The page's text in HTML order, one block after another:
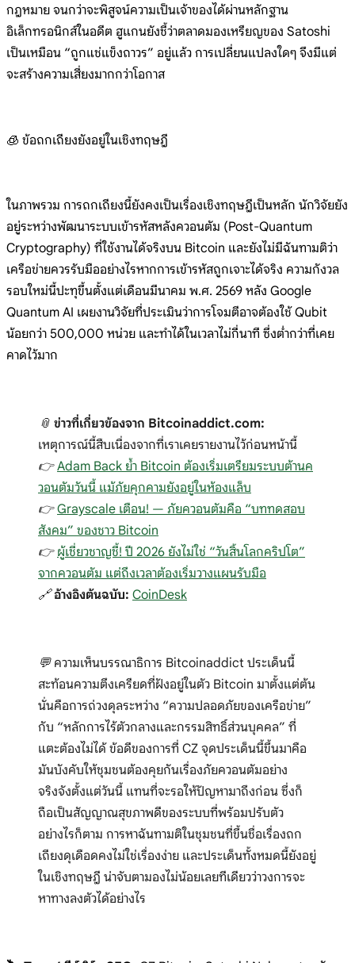
กฎหมาย จนกว่าจะพิสูจน์ความเป็นเจ้าของได้ผ่านหลักฐาน
อิเล็กทรอนิกส์ในอดีต ฮูแกนยังชี้ว่าตลาดมองเหรียญของ Satoshi
เป็นเหมือน “ถูกแช่แข็งถาวร” อยู่แล้ว การเปลี่ยนแปลงใดๆ จึงมีแต่
จะสร้างความเสี่ยงมากกว่าโอกาส
🧊 ข้อถกเถียงยังอยู่ในเชิงทฤษฎี
ในภาพรวม การถกเถียงนี้ยังคงเป็นเรื่องเชิงทฤษฎีเป็นหลัก นักวิจัยยัง
อยู่ระหว่างพัฒนาระบบเข้ารหัสหลังควอนตัม (Post-Quantum
Cryptography) ที่ใช้งานได้จริงบน Bitcoin และยังไม่มีฉันทามติว่า
เครือข่ายควรรับมืออย่างไรหากการเข้ารหัสถูกเจาะได้จริง ความกังวล
รอบใหม่นี้ปะทุขึ้นตั้งแต่เดือนมีนาคม พ.ศ. 2569 หลัง Google
Quantum AI เผยงานวิจัยที่ประเมินว่าการโจมตีอาจต้องใช้ Qubit
น้อยกว่า 500,000 หน่วย และทำได้ในเวลาไม่กี่นาที ซึ่งต่ำกว่าที่เคย
คาดไว้มาก
📎 ข่าวที่เกี่ยวข้องจาก Bitcoinaddict.com:
เหตุการณ์นี้สืบเนื่องจากที่เราเคยรายงานไว้ก่อนหน้านี้
👉Adam Back ย้ำ Bitcoin ต้องเริ่มเตรียมระบบต้านค
วอนตัมวันนี้ แม้ภัยคุกคามยังอยู่ในห้องแล็บ
👉Grayscale เตือน! — ภัยควอนตัมคือ “บททดสอบ
สังคม” ของชาว Bitcoin
👉 ผู้เชี่ยวชาญชี้! ปี 2026 ยังไม่ใช่ “วันสิ้นโลกคริปโต”
จากควอนตัม แต่ถึงเวลาต้องเริ่มวางแผนรับมือ
🔗อ้างอิงต้นฉบับ: CoinDesk
💬 ความเห็นบรรณาธิการ Bitcoinaddict ประเด็นนี้
สะท้อนความตึงเครียดที่ฝังอยู่ในตัว Bitcoin มาตั้งแต่ต้น
นั่นคือการถ่วงดุลระหว่าง “ความปลอดภัยของเครือข่าย”
กับ “หลักการไร้ตัวกลางและกรรมสิทธิ์ส่วนบุคคล” ที่
แตะต้องไม่ได้ ข้อดีของการที่ CZ จุดประเด็นนี้ขึ้นมาคือ
มันบังคับให้ชุมชนต้องคุยกันเรื่องภัยควอนตัมอย่าง
จริงจังตั้งแต่วันนี้ แทนที่จะรอให้ปัญหามาถึงก่อน ซึ่งก็
ถือเป็นสัญญาณสุขภาพดีของระบบที่พร้อมปรับตัว
อย่างไรก็ตาม การหาฉันทามติในชุมชนที่ขึ้นชื่อเรื่องถก
เถียงดุเดือดคงไม่ใช่เรื่องง่าย และประเด็นทั้งหมดนี้ยังอยู่
ในเชิงทฤษฎี น่าจับตามองไม่น้อยเลยทีเดียวว่าวงการจะ
หาทางลงตัวได้อย่างไร